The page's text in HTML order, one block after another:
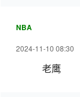
NBA
2024-11-10 08:30
老鹰